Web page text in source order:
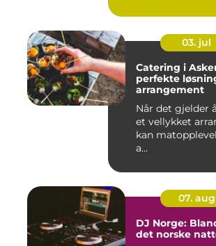
03. jul
Catering i
perfekte
arrangement
Når det gjelder
et vellykket
kan
a...
07. aug
DJ Norge:
det norske